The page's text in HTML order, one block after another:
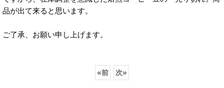
品が出て来ると思います。
ご了承、お願い申し上げます。
«前 次»